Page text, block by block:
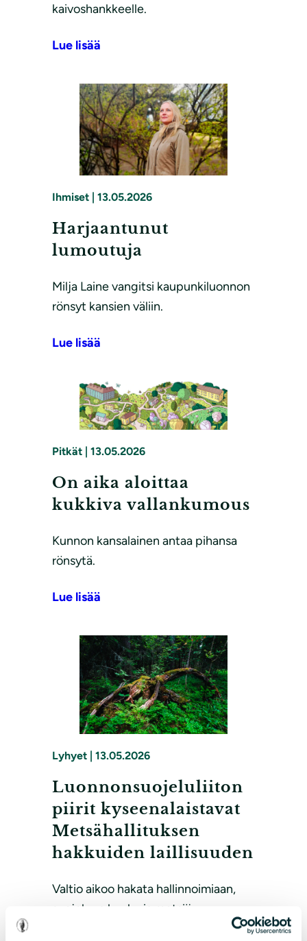
kaivoshankkeelle.
Lue lisää
Ihmiset 13.05.2026
Harjaantunut
lumoutuja
Milja Laine vangitsi kaupunkiluonnon
rönsyt kansien väliin.
Lue lisää
Pitkät | 13.05.2026
On aika aloittaa
kukkiva vallankumous
Kunnon kansalainen antaa pihansa
rönsytä.
Lue lisää
Lyhyet | 13.05.2026
Luonnonsuojeluliiton
piirit kyseenalaistavat
Metsähallituksen
hakkuiden laillisuuden
Valtio aikoo hakata hallinnoimiaan,
suojeluun kuuluvia metsiä.